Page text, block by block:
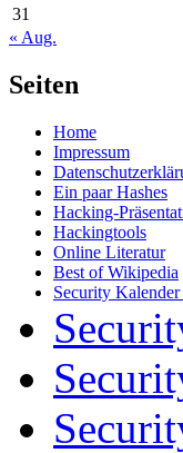
31
« Aug.
Seiten
Home
Impressum
Ein paar Hashes
Hacking-
Hackingtools
Online Literatur
Best of Wikipedia
Security Kalender